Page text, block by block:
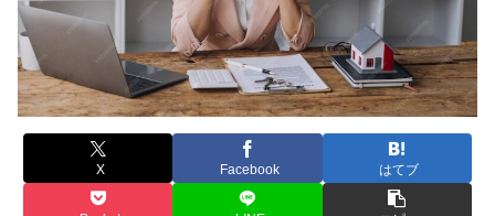
X Facebook はてブ